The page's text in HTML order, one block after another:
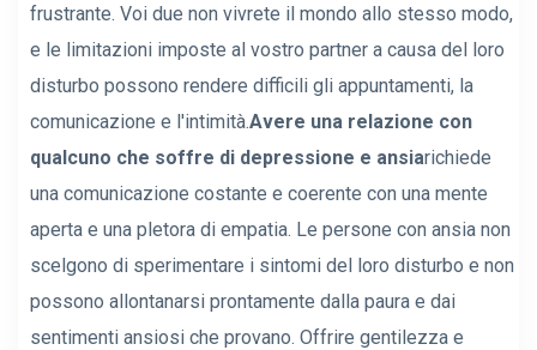
frustrante. Voi due non vivrete il mondo allo stesso modo,
e le limitazioni imposte al vostro partner a causa del loro
disturbo possono rendere difficili gli appuntamenti, la
comunicazione e l'intimità.Avere una relazione con
qualcuno che soffre di depressione e ansiarichiede
una comunicazione costante e coerente con una mente
aperta e una pletora di empatia. Le persone con ansia non
scelgono di sperimentare i sintomi del loro disturbo e non
possono allontanarsi prontamente dalla paura e dai
sentimenti ansiosi che provano. Offrire gentilezza e